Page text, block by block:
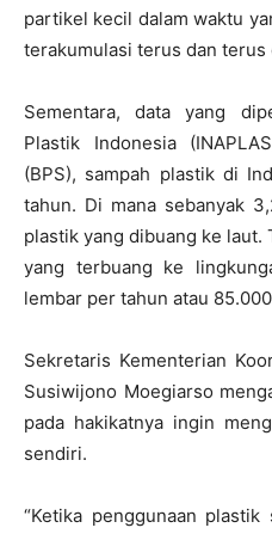
partikel kecil dalam waktu
terakumulasi terus dan terus
Sementara, data yang
Plastik Indonesia
(BPS), sampah plastik di
tahun. Di mana sebanyak
plastik yang dibuang ke
yang terbuang ke
lembar per tahun atau
Sekretaris Kementerian
Susiwijono Moegiarso
pada hakikatnya ingin
sendiri.
“Ketika penggunaan